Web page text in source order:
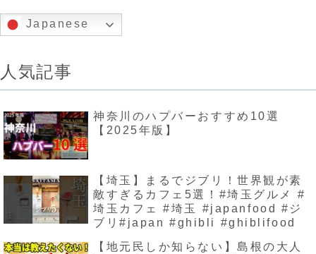
Japanese
人気記事
神奈川のハプバーおすすめ10選
【2025年版】
【埼玉】まるでジブリ！世界観が素
敵すぎるカフェ5選！#埼玉グルメ #
埼玉カフェ #埼玉 #japanfood #ジ
ブリ#japan #ghibli #ghiblifood
【地元民しか知らない】島根の大人